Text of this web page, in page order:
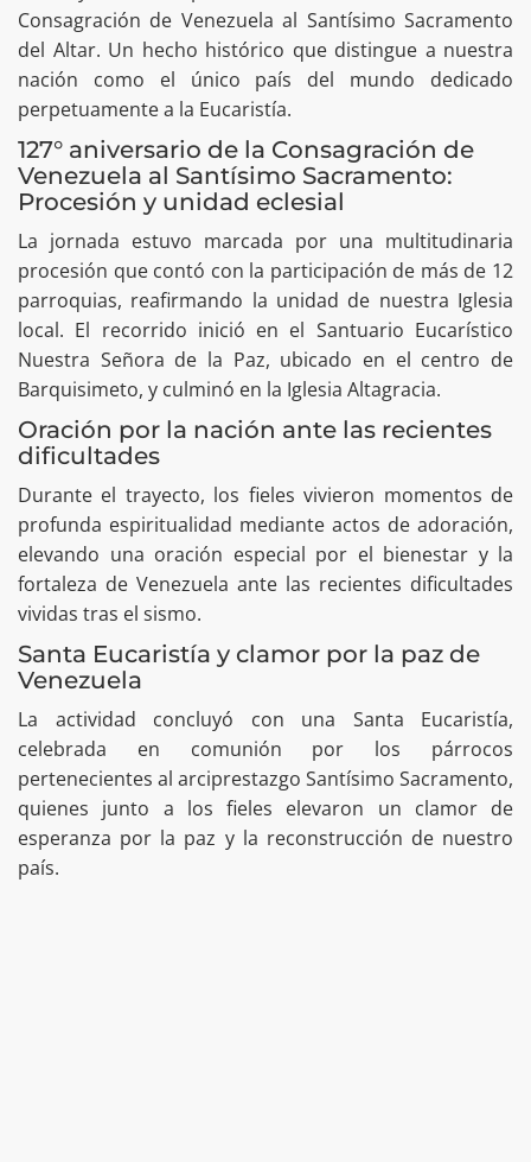
Consagración de Venezuela al Santísimo Sacramento
del Altar. Un hecho histórico que distingue a nuestra
nación como el único país del mundo dedicado
perpetuamente a la Eucaristía.
127° aniversario de la Consagración de
Venezuela al Santísimo Sacramento:
Procesión y unidad eclesial
La jornada estuvo marcada por una multitudinaria
procesión que contó con la participación de más de 12
parroquias, reafirmando la unidad de nuestra Iglesia
local. El recorrido inició en el Santuario Eucarístico
Nuestra Señora de la Paz, ubicado en el centro de
Barquisimeto, y culminó en la Iglesia Altagracia.
Oración por la nación ante las recientes
dificultades
Durante el trayecto, los fieles vivieron momentos de
profunda espiritualidad mediante actos de adoración,
elevando una oración especial por el bienestar y la
fortaleza de Venezuela ante las recientes dificultades
vividas tras el sismo.
Santa Eucaristía y clamor por la paz de
Venezuela
La actividad concluyó con una Santa Eucaristía,
celebrada en comunión por los párrocos
pertenecientes al arciprestazgo Santísimo Sacramento,
quienes junto a los fieles elevaron un clamor de
esperanza por la paz y la reconstrucción de nuestro
país.